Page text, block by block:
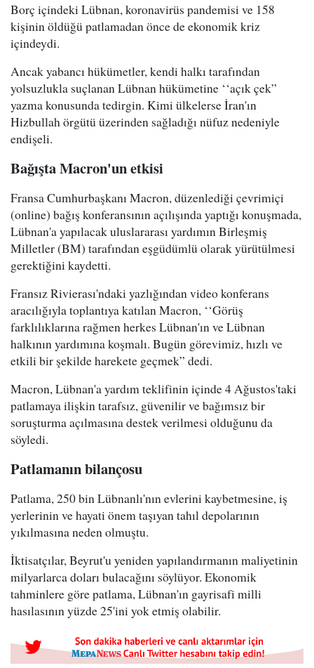
Borç içindeki Lübnan, koronavirüs pandemisi ve 158
kişinin öldüğü patlamadan önce de ekonomik kriz
içindeydi.
Ancak yabancı hükümetler, kendi halkı tarafından
yolsuzlukla suçlanan Lübnan hükümetine ‘‘açık çek”
yazma konusunda tedirgin. Kimi ülkelerse İran'ın
Hizbullah örgütü üzerinden sağladığı nüfuz nedeniyle
endişeli.
Bağışta Macron'un etkisi
Fransa Cumhurbaşkanı Macron, düzenlediği çevrimiçi
(online) bağış konferansının açılışında yaptığı konuşmada,
Lübnan'a yapılacak uluslararası yardımın Birleşmiş
Milletler (BM) tarafından eşgüdümlü olarak yürütülmesi
gerektiğini kaydetti.
Fransız Rivierası'ndaki yazlığından video konferans
aracılığıyla toplantıya katılan Macron, ‘‘Görüş
farklılıklarına rağmen herkes Lübnan'ın ve Lübnan
halkının yardımına koşmalı. Bugün görevimiz, hızlı ve
etkili bir şekilde harekete geçmek” dedi.
Macron, Lübnan'a yardım teklifinin içinde 4 Ağustos'taki
patlamaya ilişkin tarafsız, güvenilir ve bağımsız bir
soruşturma açılmasına destek verilmesi olduğunu da
söyledi.
Patlamanın bilançosu
Patlama, 250 bin Lübnanlı'nın evlerini kaybetmesine, iş
yerlerinin ve hayati önem taşıyan tahıl depolarının
yıkılmasına neden olmuştu.
İktisatçılar, Beyrut'u yeniden yapılandırmanın maliyetinin
milyarlarca doları bulacağını söylüyor. Ekonomik
tahminlere göre patlama, Lübnan'ın gayrisafi milli
hasılasının yüzde 25'ini yok etmiş olabilir.